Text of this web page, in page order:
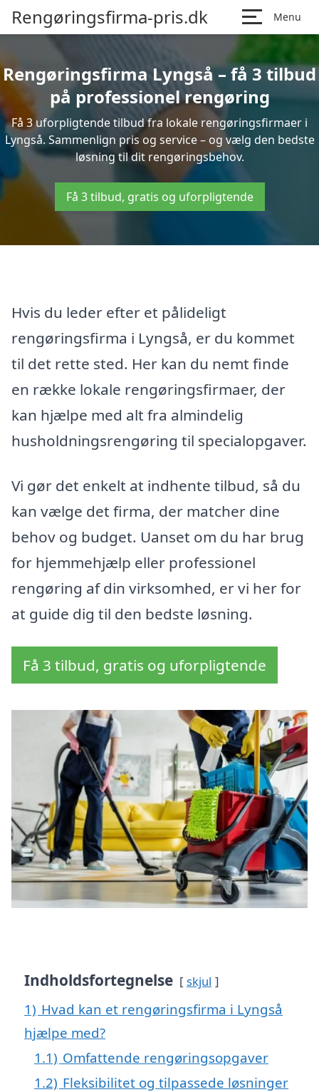
Rengøringsfirma-pris.dk Menu
Rengøringsfirma Lyngså – få 3 tilbud
på professionel rengøring
Få 3 uforpligtende tilbud fra lokale rengøringsfirmaer i
Lyngså. Sammenlign pris og service – og vælg den bedste
løsning til dit rengøringsbehov.
Få 3 tilbud, gratis og uforpligtende
Hvis du leder efter et pålideligt
rengøringsfirma i Lyngså, er du kommet
til det rette sted. Her kan du nemt finde
en række lokale rengøringsfirmaer, der
kan hjælpe med alt fra almindelig
husholdningsrengøring til specialopgaver.
Vi gør det enkelt at indhente tilbud, så du
kan vælge det firma, der matcher dine
behov og budget. Uanset om du har brug
for hjemmehjælp eller professionel
rengøring af din virksomhed, er vi her for
at guide dig til den bedste løsning.
Få 3 tilbud, gratis og uforpligtende
Indholdsfortegnelse skjul
1) Hvad kan et rengøringsfirma i Lyngså
hjælpe med?
1.1) Omfattende rengøringsopgaver
1.2) Fleksibilitet og tilpassede løsninger